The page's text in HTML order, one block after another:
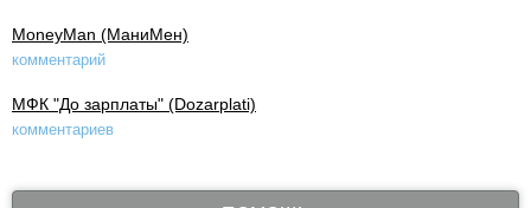
MoneyMan (МаниМен)
комментарий
МФК "До зарплаты" (Dozarplati)
комментариев